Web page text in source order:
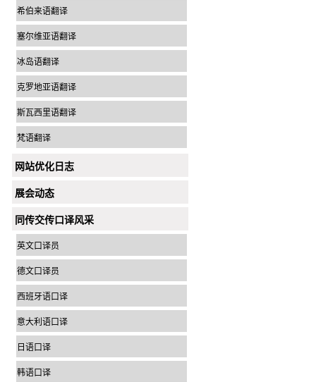
希伯来语翻译
塞尔维亚语翻译
冰岛语翻译
克罗地亚语翻译
斯瓦西里语翻译
梵语翻译
网站优化日志
展会动态
同传交传口译风采
英文口译员
德文口译员
西班牙语口译
意大利语口译
日语口译
韩语口译